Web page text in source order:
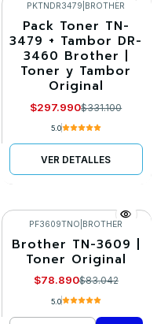
-10%
Agotado
PKTNDR3479 BROTHER
Pack Toner TN-
3479 + Tambor DR-
3460 Brother |
Toner y Tambor
Original
$297.990$331.100
5.0
VER DETALLES
-5%
PF3609TNO BROTHER
Brother TN-3609 |
Toner Original
$78.890$83.042
5.0